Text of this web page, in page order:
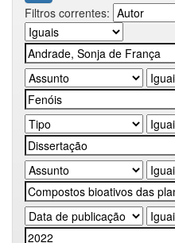
Filtros correntes: